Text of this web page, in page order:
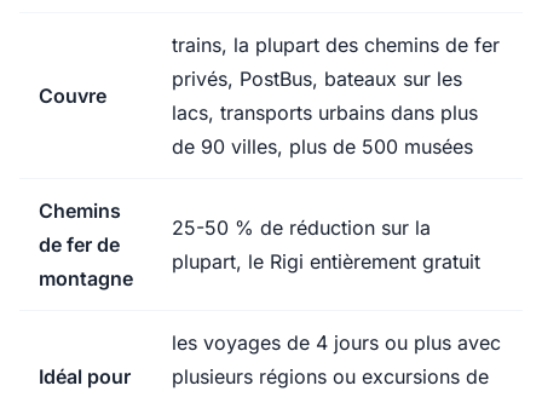
Couvre
trains, la plupart des chemins de fer
privés, PostBus, bateaux sur les
lacs, transports urbains dans plus
de 90 villes, plus de 500 musées
Chemins
de fer de
montagne
25-50 % de réduction sur la
plupart, le Rigi entièrement gratuit
Idéal pour
les voyages de 4 jours ou plus avec
plusieurs régions ou excursions de